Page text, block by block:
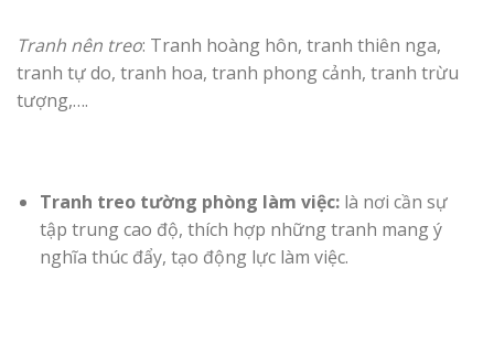
Tranh nên treo: Tranh hoàng hôn, tranh thiên nga,
tranh tự do, tranh hoa, tranh phong cảnh, tranh trừu
tượng,….
Tranh treo tường phòng làm việc:là nơi cần sự
tập trung cao độ, thích hợp những tranh mang ý
nghĩa thúc đẩy, tạo động lực làm việc.